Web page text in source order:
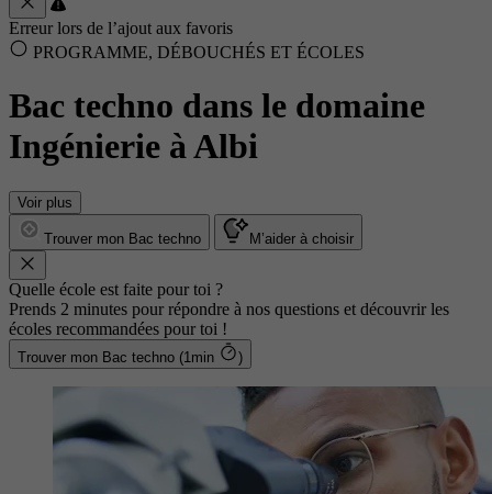
Erreur lors de l’ajout aux favoris
PROGRAMME, DÉBOUCHÉS ET ÉCOLES
Bac techno dans le domaine
Ingénierie à Albi
Voir plus
Trouver mon Bac techno M’aider à choisir
Quelle école est faite pour toi ?
Prends 2 minutes pour répondre à nos questions et découvrir les
écoles recommandées pour toi !
Trouver mon Bac techno (1min )